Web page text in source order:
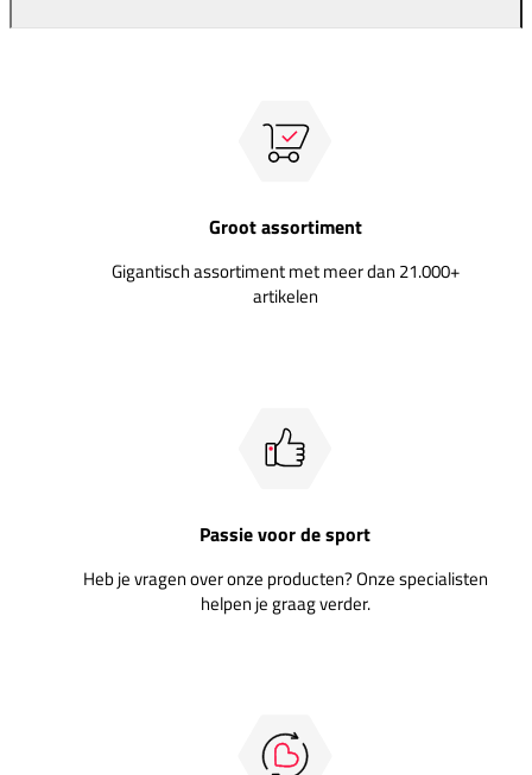
Groot assortiment
Gigantisch assortiment met meer dan 21.000+
artikelen
Passie voor de sport
Heb je vragen over onze producten? Onze specialisten
helpen je graag verder.